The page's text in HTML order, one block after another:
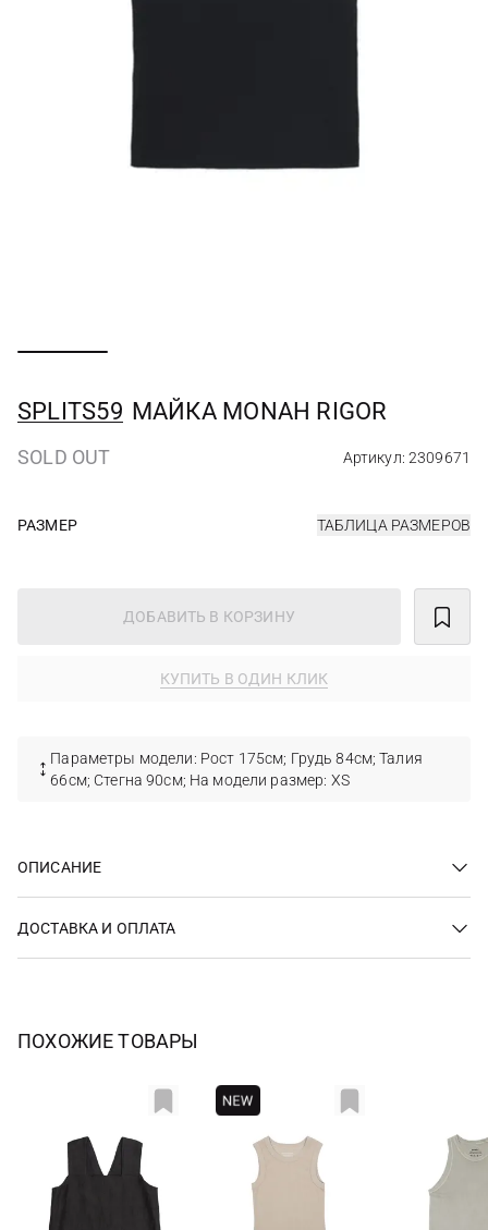
SPLITS59 МАЙКА MONAH RIGOR
SOLD OUT Артикул: 2309671
РАЗМЕР ТАБЛИЦА РАЗМЕРОВ
ДОБАВИТЬ В КОРЗИНУ
КУПИТЬ В ОДИН КЛИК
Параметры модели: Рост 175см; Грудь 84см; Талия
66см; Стегна 90см; На модели размер: XS
ОПИСАНИЕ
ДОСТАВКА И ОПЛАТА
ПОХОЖИЕ ТОВАРЫ